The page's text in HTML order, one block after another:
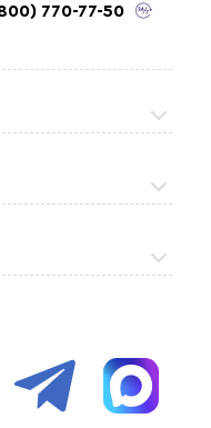
770-77-50